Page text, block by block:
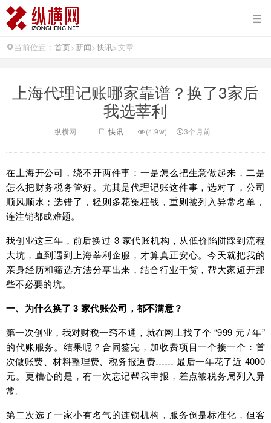
当前位置： 首页> 新闻>快讯>文章
上海代理记账哪家靠谱？换了3家后
我选莘利
纵横网 快讯 (4.9w) 3个月前
在上海开公司，绕不开两件事：一是怎么把生意做起来，二是
怎么把财务税务管好。尤其是代理记账这件事，选对了，公司
顺风顺水；选错了，轻则多花冤枉钱，重则被列入异常名单，
连注销都成难题。
我创业这三年，前后换过 3 家代账机构，从低价陷阱踩到流程
大坑，直到遇到上海莘利企服，才算真正安心。今天就把我的
亲身经历和筛选方法分享出来，结合行业干货，帮大家避开那
些不必要的坑。
一、为什么换了 3 家代账公司，都不满意？
第一次创业，我对财税一窍不通，就在网上找了个 “999 元 / 年”
的代账服务。结果呢？合同签完，加收费项目一个接一个：首
次做账费、材料整理费、税务报道费…… 最后一年花了近 4000
元。更糟心的是，有一次忘记帮我申报，差点被税务局列入异
常。
第二次选了一家小有名气的连锁机构，服务倒是标准化，但客